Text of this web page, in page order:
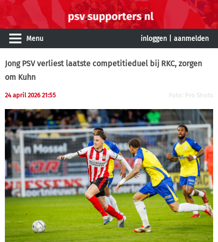
Menu inloggen aanmelden
Jong PSV verliest laatste competitieduel bij RKC, zorgen
om Kuhn
24 april 2026 21:55 Foto: Pro Shots